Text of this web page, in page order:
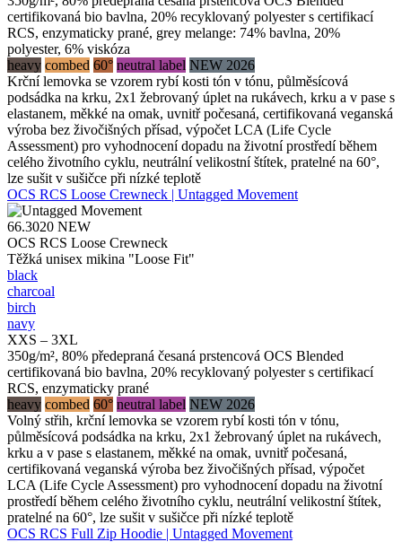
certifikovaná bio bavlna, 20% recyklovaný polyester s certifikací
RCS, enzymaticky prané, grey melange: 74% bavlna, 20%
polyester, 6% viskóza
heavy combed 60° neutral label NEW 2026
Krční lemovka se vzorem rybí kosti tón v tónu, půlměsícová
podsádka na krku, 2x1 žebrovaný úplet na rukávech, krku a v pase s
elastanem, měkké na omak, uvnitř počesaná, certifikovaná veganská
výroba bez živočišných přísad, výpočet LCA (Life Cycle
Assessment) pro vyhodnocení dopadu na životní prostředí během
celého životního cyklu, neutrální velikostní štítek, pratelné na 60°,
lze sušit v sušičce při nízké teplotě
OCS RCS Loose Crewneck | Untagged Movement
66.3020 NEW
OCS RCS Loose Crewneck
Těžká unisex mikina "Loose Fit"
black
charcoal
birch
navy
XXS – 3XL
350g/m², 80% předepraná česaná prstencová OCS Blended
certifikovaná bio bavlna, 20% recyklovaný polyester s certifikací
RCS, enzymaticky prané
heavy combed 60° neutral label NEW 2026
Volný střih, krční lemovka se vzorem rybí kosti tón v tónu,
půlměsícová podsádka na krku, 2x1 žebrovaný úplet na rukávech,
krku a v pase s elastanem, měkké na omak, uvnitř počesaná,
certifikovaná veganská výroba bez živočišných přísad, výpočet
LCA (Life Cycle Assessment) pro vyhodnocení dopadu na životní
prostředí během celého životního cyklu, neutrální velikostní štítek,
pratelné na 60°, lze sušit v sušičce při nízké teplotě
OCS RCS Full Zip Hoodie | Untagged Movement